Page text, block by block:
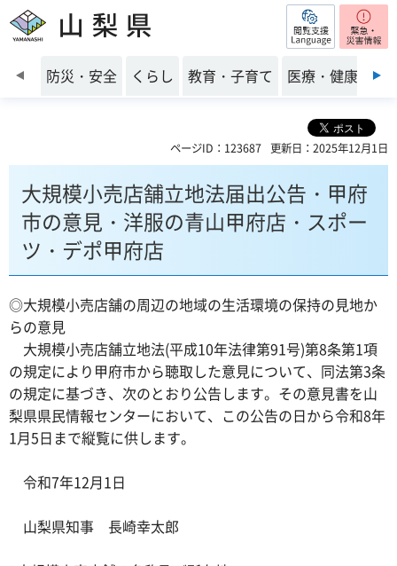
山梨県 閲覧支援
前のスライドを表示
防災・安全 くらし 教育・子育て 医療・健康・福
ページID：123687 更新日：2025年12月1日
大規模小売店舗立地法届出公告・甲府
市の意見・洋服の青山甲府店・スポー
ツ・デポ甲府店
◎大規模小売店舗の周辺の地域の生活環境の保持の見地か
らの意見
大規模小売店舗立地法(平成10年法律第91号)第8条第1項
の規定により甲府市から聴取した意見について、同法第3条
の規定に基づき、次のとおり公告します。その意見書を山
梨県県民情報センターにおいて、この公告の日から令和8年
1月5日まで縦覧に供します。
令和7年12月1日
山梨県知事 長崎幸太郎